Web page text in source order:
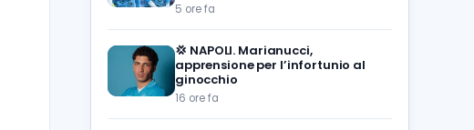
5 ore fa
💢 NAPOLI. Marianucci,
apprensione per l’infortunio al
ginocchio
16 ore fa